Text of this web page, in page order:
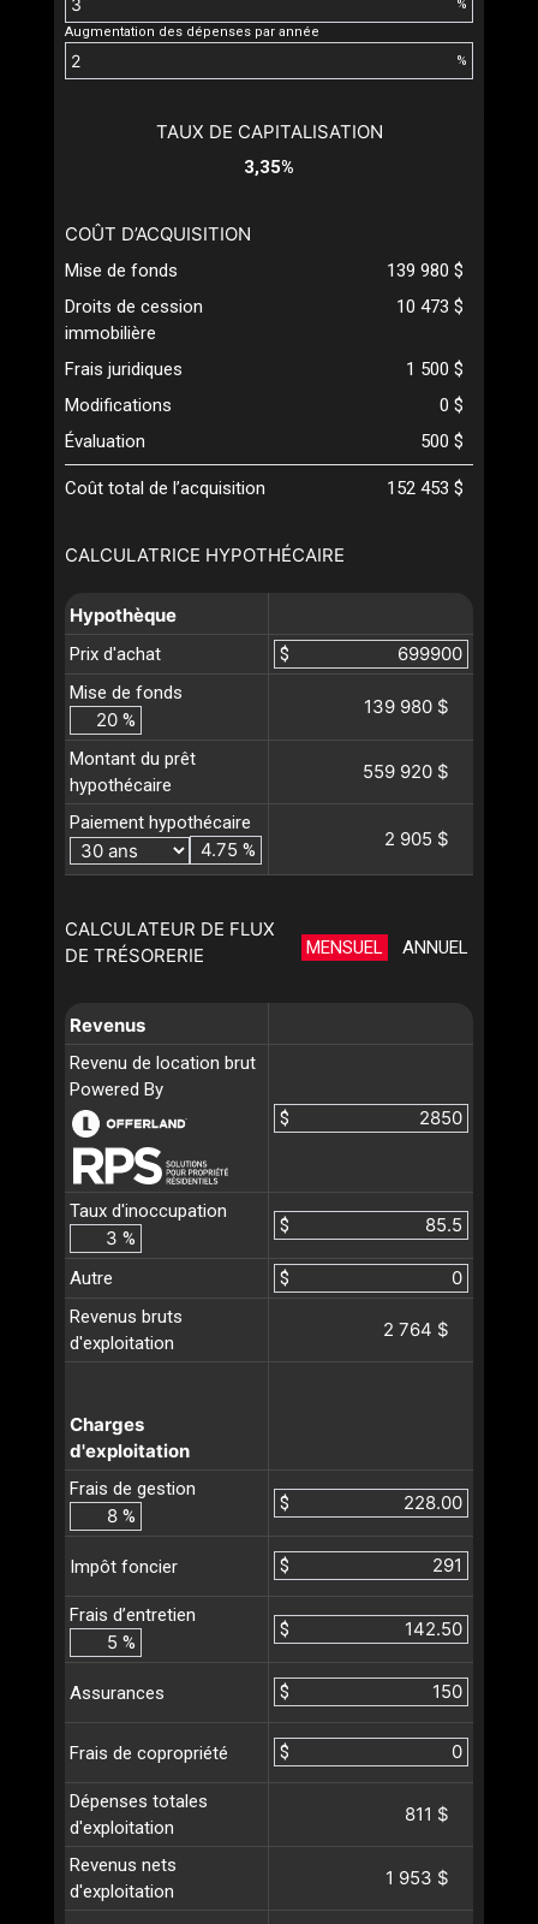
%
Augmentation des dépenses par année
%
CALCULATRICE HYPOTHÉCAIRE
Hypothèque
Prix d'achat
$
Mise de fonds
%
139 980 $
Montant du prêt
hypothécaire
559 920 $
Paiement hypothécaire
%
2 905 $
CALCULATEUR DE FLUX
DE TRÉSORERIE
MENSUEL ANNUEL
Revenus
Revenu de location brut
Powered By
$
Taux d'inoccupation
%
$
Autre
$
Revenus bruts
d'exploitation
2 764 $
Charges
d'exploitation
Frais de gestion
%
$
Impôt foncier $
Frais d’entretien
%
$
Assurances $
Frais de copropriété $
Dépenses totales
d'exploitation
811 $
Revenus nets
d'exploitation
1 953 $
TAUX DE CAPITALISATION
3,35%
COÛT D’ACQUISITION
Mise de fonds
139 980 $
Droits de cession
immobilière
10 473 $
Frais juridiques
1 500 $
Modifications
0 $
Évaluation
500 $
Coût total de l’acquisition 152 453 $